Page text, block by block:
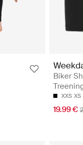
Biker
XXS XS
19.99 €